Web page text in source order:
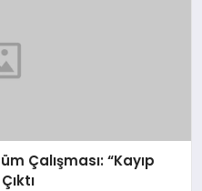
Çalışması: “Kayıp